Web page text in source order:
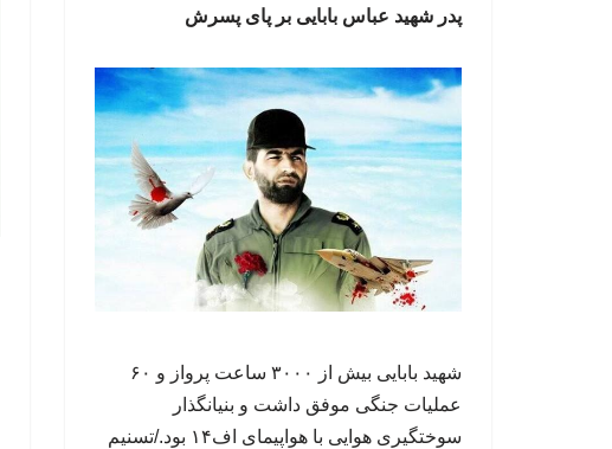
پدر شهید عباس بابایی بر پای پسرش
شهید بابایی بیش از ۳۰۰۰ ساعت پرواز و ۶۰
عملیات جنگی موفق داشت و بنیانگذار
سوختگیری هوایی با هواپیمای اف۱۴ بود./تسنیم